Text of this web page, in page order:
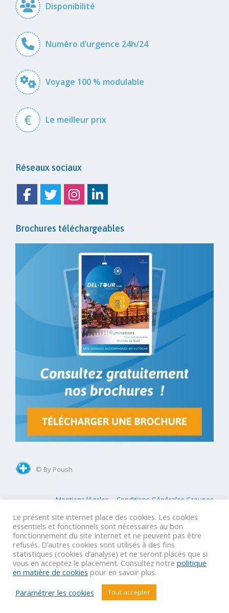
Disponibilité
Numéro d’urgence 24h/24
Voyage 100 % modulable
€ Le meilleur prix
Réseaux sociaux
Facebook
TwitterInstagram
Linkedin
Brochures téléchargeables
© By Poush
Mentions légales
Conditions Générales Groupes
Conditions Générales GIR
Conditions Générales Agences
VOTRE VOYAGE SUR MESURE
Le présent site internet place des cookies. Les cookies
essentiels et fonctionnels sont nécessaires au bon
fonctionnement du site Internet et ne peuvent pas être
refusés. D’autres cookies sont utilisés à des fins
statistiques (cookies d’analyse) et ne seront placés que si
vous en acceptez le placement. Consultez notre politique
en matière de cookies pour en savoir plus.
Paramétrer les cookies
Tout accepter